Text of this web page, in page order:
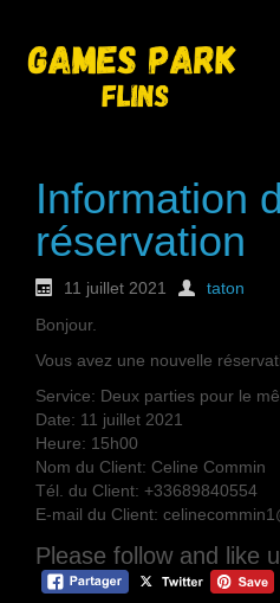
Information
réservation
11 juillet 2021
taton
Bonjour.
Vous avez une nouvelle
Service: Deux parties pour le
Date: 11 juillet 2021
Heure: 15h00
Nom du Client: Celine Commin
Tél. du Client: +33689840554
E-mail du Client:
Please follow and like